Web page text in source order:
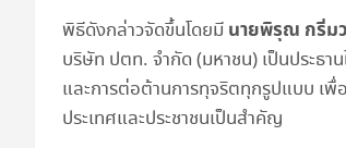
พิธีดังกล่าวจัดขึ้นโดยมี นายพิรุณ กริ่ม
บริษัท ปตท. จำกัด (มหาชน) เป็นประธา
และการต่อต้านการทุจริตทุกรูปแบบ เพื่
ประเทศและประชาชนเป็นสำคัญ